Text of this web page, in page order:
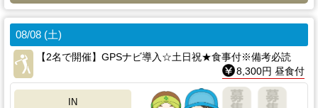
08/08 (土)
【2名で開催】GPSナビ導入☆土日祝★食事付※備考必読
8,300円 昼食付
IN